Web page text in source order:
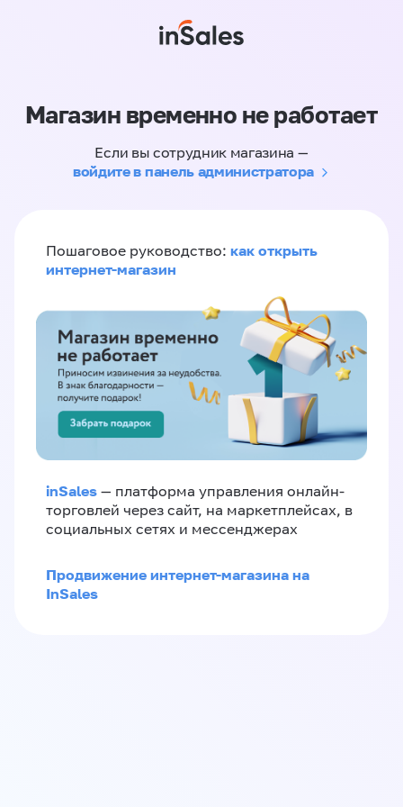
Магазин временно не работает
Если вы сотрудник магазина —
войдите в панель администратора
Пошаговое руководство: как открыть
интернет-магазин
inSales — платформа управления онлайн-
торговлей через сайт, на маркетплейсах, в
социальных сетях и мессенджерах
Продвижение интернет-магазина на
InSales